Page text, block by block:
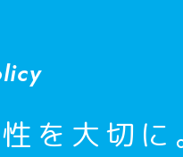
を大切に